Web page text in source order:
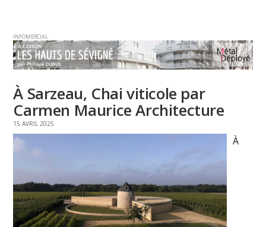
INFOMERCIAL
À Sarzeau, Chai viticole par
Carmen Maurice Architecture
15 AVRIL 2025
À